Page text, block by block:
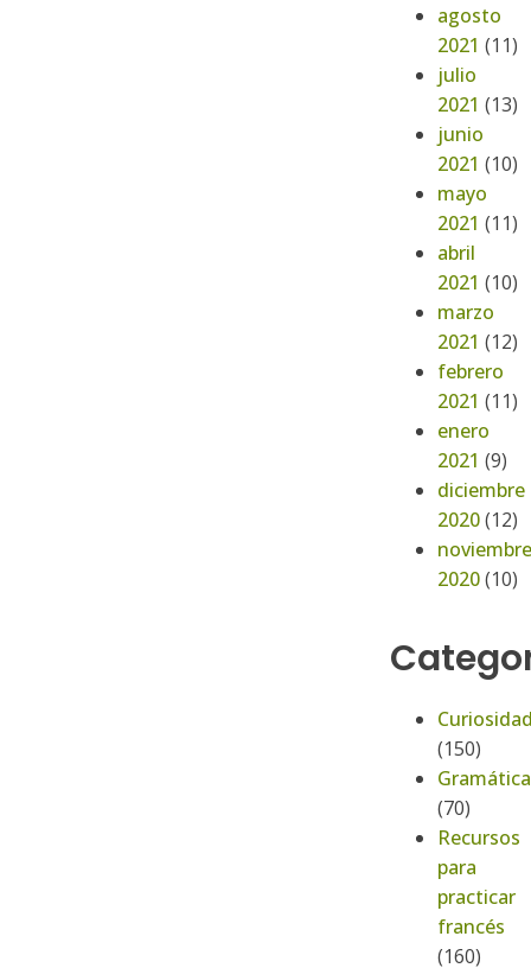
agosto
2021 (11)
julio
2021 (13)
junio
2021 (10)
mayo
2021 (11)
abril
2021 (10)
marzo
2021 (12)
febrero
2021 (11)
enero
2021 (9)
diciembre
2020(12)
noviembre
2020(10)
(150)
Gramática
(70)
Recursos
para
practicar
francés
(160)